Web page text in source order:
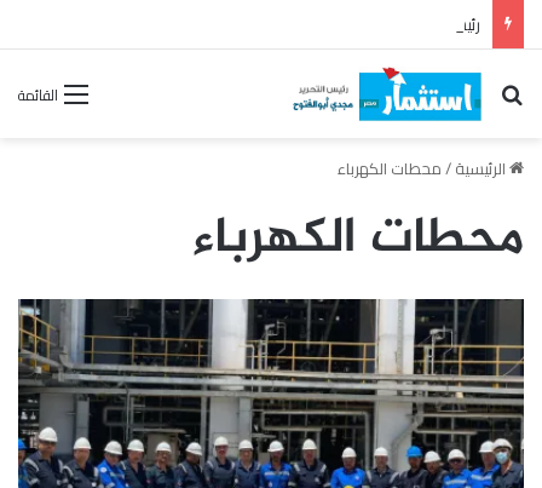
القائمة بحث عن
الرئيسية/محطات الكهرباء
محطات الكهرباء